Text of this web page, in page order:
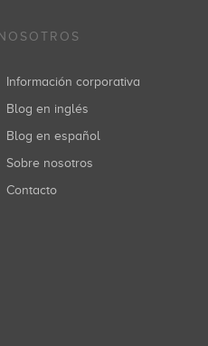
NOSOTROS
Información corporativa
Blog en inglés
Blog en español
Sobre nosotros
Contacto